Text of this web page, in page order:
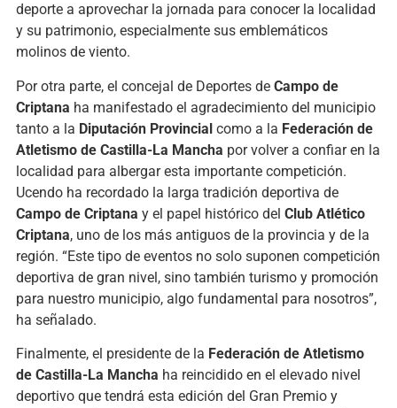
deporte a aprovechar la jornada para conocer la localidad
y su patrimonio, especialmente sus emblemáticos
molinos de viento.
Por otra parte, el concejal de Deportes de Campo de
Criptana ha manifestado el agradecimiento del municipio
tanto a la Diputación Provincialcomo a la Federación de
Atletismo de Castilla-La Mancha por volver a confiar en la
localidad para albergar esta importante competición.
Ucendo ha recordado la larga tradición deportiva de
Campo de Criptana y el papel histórico del Club Atlético
Criptana, uno de los más antiguos de la provincia y de la
región. “Este tipo de eventos no solo suponen competición
deportiva de gran nivel, sino también turismo y promoción
para nuestro municipio, algo fundamental para nosotros”,
ha señalado.
Finalmente, el presidente de la Federación de Atletismo
de Castilla-La Mancha ha reincidido en el elevado nivel
deportivo que tendrá esta edición del Gran Premio y